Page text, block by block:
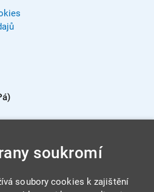
soukromí
soubory cookies k zajištění